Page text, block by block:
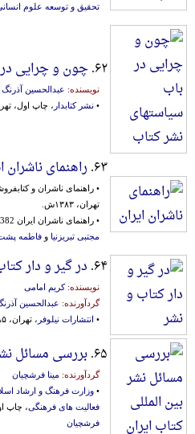
تحقیق و توسعه علوم
۶۲. چون و چرایی
نویسنده: عبدالحسین آذرنگ
• نشر کتابدار ، چاپ اول، تهران،
۶۳. راهنمای ناشران
• راهنمای ناشران و کتابفروشان
تهران، ۱۳۸۳ش.
• راهنمای ناشران ایران 1382،
مجتبی تبریزنیا و فاطمه
۶۴. در گیر و دار
نویسنده:کریم امامی
گردآورنده: عبدالحسین
• انتشارات نیلوفر ، تهران، ۱۳۸۵ش.
۶۵. بررسی مسائل
گردآورنده: مینا فرشچیان
• وزارت فرهنگ و ارشاد
فعالیت های فرهنگی، چاپ اول،
فرشچیان